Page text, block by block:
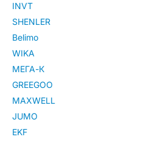
INVT
SHENLER
Belimo
WIKA
МЕГА-К
GREEGOO
MAXWELL
JUMO
EKF